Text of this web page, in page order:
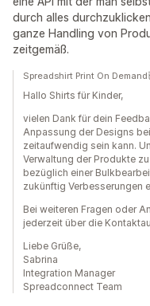
durch alles
ganze Handling von
zeitgemäß.
Spreadshirt Print On Demand
Hallo Shirts für Kinder,
vielen Dank für dein
Anpassung der Designs
zeitaufwendig sein kann.
Verwaltung der Produkte
bezüglich einer
zukünftig Verbesserungen
Bei weiteren Fragen oder
jederzeit über die
Liebe Grüße,
Sabrina
Integration Manager
Spreadconnect Team